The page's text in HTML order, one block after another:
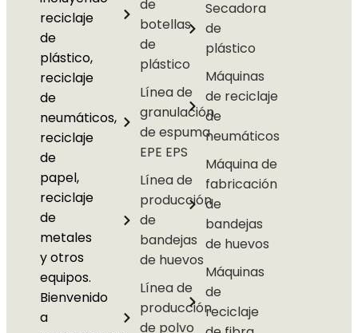
reciclaje
de
plástico,
reciclaje
de
neumáticos,
reciclaje
de
papel,
reciclaje
de
metales
y otros
equipos.
Bienvenido
a
de
botellas
de
plástico
Línea de
granulación
de espuma
EPE EPS
Línea de
producción
de
bandejas
de huevos
Línea de
producción
de polvo
Secadora
de
plástico
Máquinas
de reciclaje
de
neumáticos
Máquina de
fabricación
de
bandejas
de huevos
Máquinas
de
reciclaje